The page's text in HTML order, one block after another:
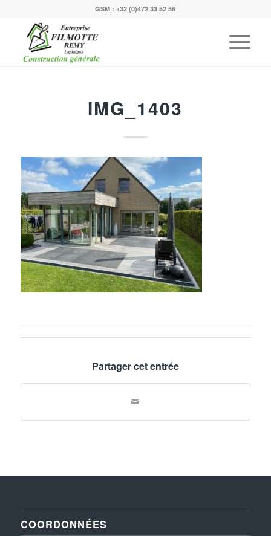
GSM :+32 (0)472 33 52 56
IMG_1403
Partager cet entrée
COORDONNÉES